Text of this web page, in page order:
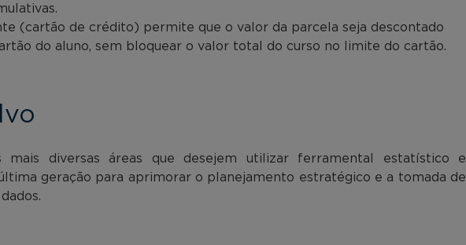
(cartão de crédito) permite que o valor da parcela seja descontado
do aluno, sem bloquear o valor total do curso no limite do cartão.
mais diversas áreas que desejem utilizar ferramental estatístico e
geração para aprimorar o planejamento estratégico e a tomada de